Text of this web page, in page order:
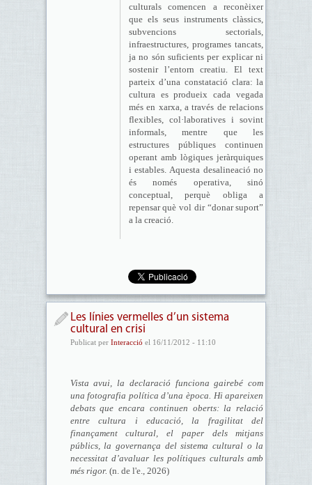
culturals comencen a reconèixer
que els seus instruments clàssics,
subvencions sectorials,
infraestructures, programes tancats,
ja no són suficients per explicar ni
sostenir l’entorn creatiu. El text
parteix d’una constatació clara: la
cultura es produeix cada vegada
més en xarxa, a través de relacions
flexibles, col·laboratives i sovint
informals, mentre que les
estructures públiques continuen
operant amb lògiques jeràrquiques
i estables. Aquesta desalineació no
és només operativa, sinó
conceptual, perquè obliga a
repensar què vol dir “donar suport”
a la creació.
Les línies vermelles d’un sistema
cultural en crisi
Publicat per Interacció el 16/11/2012 - 11:10
Vista avui, la declaració funciona gairebé com
una fotografia política d’una època. Hi apareixen
debats que encara continuen oberts: la relació
entre cultura i educació, la fragilitat del
finançament cultural, el paper dels mitjans
públics, la governança del sistema cultural o la
necessitat d’avaluar les polítiques culturals amb
més rigor. (n. de l'e., 2026)